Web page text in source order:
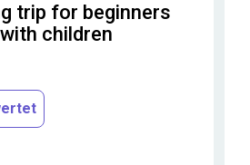
trip for beginners
children